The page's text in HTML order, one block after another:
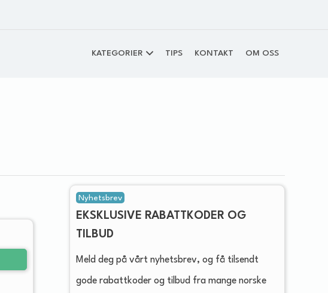
KATEGORIER TIPS KONTAKT OM OSS
Nyhetsbrev
EKSKLUSIVE RABATTKODER OG
TILBUD
Meld deg på vårt nyhetsbrev, og få tilsendt
gode rabattkoder og tilbud fra mange norske